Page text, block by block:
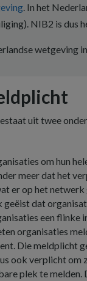
. In het
NIB2 is dus
wetgeving
uit twee
om hun
meer dat het
er op het
dat
een flinke
organisaties
Die meldplicht
ook verplicht om
plek te melden.